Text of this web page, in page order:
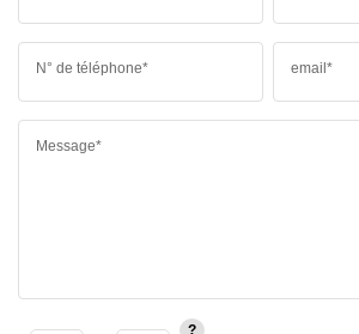
N° de téléphone* email*
Message*